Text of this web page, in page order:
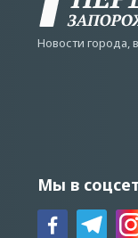
Новости города,
Мы в